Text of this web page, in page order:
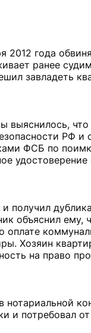
2012 года
ранее
завладеть
выяснилось,
РФ
ФСБ по
получил
объяснил ему,
оплате
Хозяин
на право
и потребовал